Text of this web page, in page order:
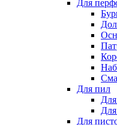
Для
Для пил
Для